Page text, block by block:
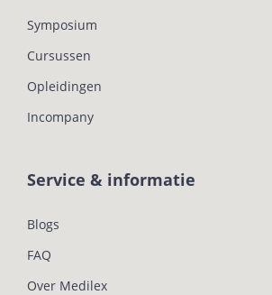
Symposium
Cursussen
Opleidingen
Incompany
Service & informatie
Blogs
FAQ
Over Medilex